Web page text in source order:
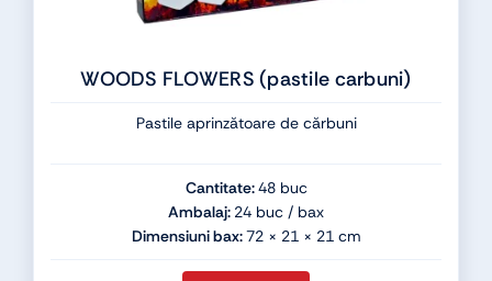
WOODS FLOWERS (pastile carbuni)
Pastile aprinzătoare de cărbuni
Cantitate:48 buc
Ambalaj: 24 buc / bax
Dimensiuni bax:72 × 21 × 21 cm